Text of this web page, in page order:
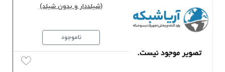
(شیلددار و بدون شیلد)
ناموجود